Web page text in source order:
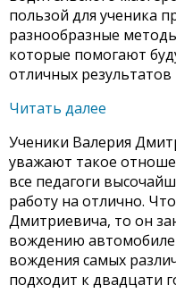
пользой для ученика
разнообразные
которые помогают
отличных
Читать далее
Ученики Валерия
уважают такое
все педагоги
работу на отлично.
Дмитриевича, то он
вождению
вождения самых
подходит к двадцати